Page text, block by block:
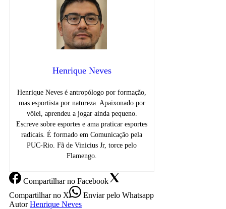
Henrique Neves
Henrique Neves é antropólogo por formação,
mas esportista por natureza. Apaixonado por
vôlei, aprendeu a jogar ainda pequeno.
Escreve sobre esportes e ama praticar esportes
radicais. É formado em Comunicação pela
PUC-Rio. Fã de Vinicius Jr, torce pelo
Flamengo.
Compartilharno Facebook
Compartilharno X Enviarpelo Whatsapp
Autor Henrique Neves